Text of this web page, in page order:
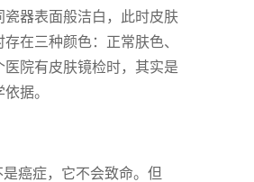
器表面般洁白，此时皮肤
在三种颜色：正常肤色、
院有皮肤镜检时，其实是
据。
癌症，它不会致命。但